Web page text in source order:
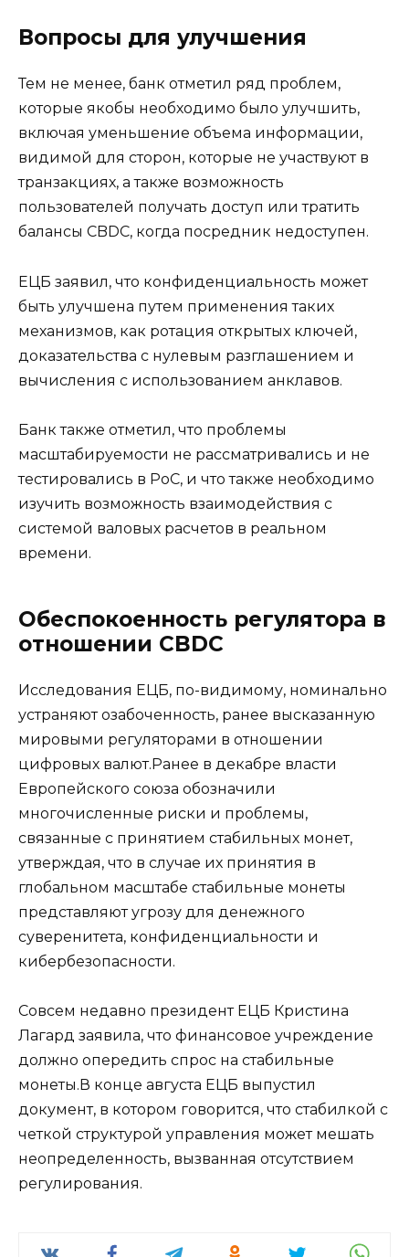
Вопросы для улучшения
Тем не менее, банк отметил ряд проблем,
которые якобы необходимо было улучшить,
включая уменьшение объема информации,
видимой для сторон, которые не участвуют в
транзакциях, а также возможность
пользователей получать доступ или тратить
балансы CBDC, когда посредник недоступен.
ЕЦБ заявил, что конфиденциальность может
быть улучшена путем применения таких
механизмов, как ротация открытых ключей,
доказательства с нулевым разглашением и
вычисления с использованием анклавов.
Банк также отметил, что проблемы
масштабируемости не рассматривались и не
тестировались в PoC, и что также необходимо
изучить возможность взаимодействия с
системой валовых расчетов в реальном
времени.
Обеспокоенность регулятора в
отношении CBDC
Исследования ЕЦБ, по-видимому, номинально
устраняют озабоченность, ранее высказанную
мировыми регуляторами в отношении
цифровых валют.Ранее в декабре власти
Европейского союза обозначили
многочисленные риски и проблемы,
связанные с принятием стабильных монет,
утверждая, что в случае их принятия в
глобальном масштабе стабильные монеты
представляют угрозу для денежного
суверенитета, конфиденциальности и
кибербезопасности.
Совсем недавно президент ЕЦБ Кристина
Лагард заявила, что финансовое учреждение
должно опередить спрос на стабильные
монеты.В конце августа ЕЦБ выпустил
документ, в котором говорится, что стабилкой с
четкой структурой управления может мешать
неопределенность, вызванная отсутствием
регулирования.